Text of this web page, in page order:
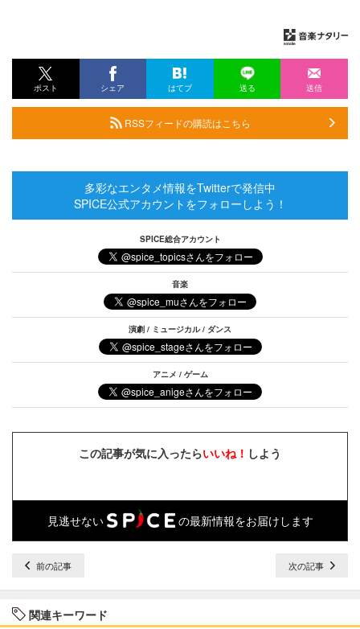
ポスト シェア はてブ 送る 送信
RSSフィードの購読はこちら
多彩なエンタメ情報をTwitterで発信中
SPICE公式アカウントをフォローしよう！
SPICE総合アカウント
音楽
演劇 / ミュージカル / ダンス
アニメ / ゲーム
この記事が気に入ったらいいね！ しよう
見逃せない の最新情報をお届けします
前の記事 次の記事
関連キーワード